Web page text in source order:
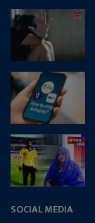
SOCIAL MEDIA